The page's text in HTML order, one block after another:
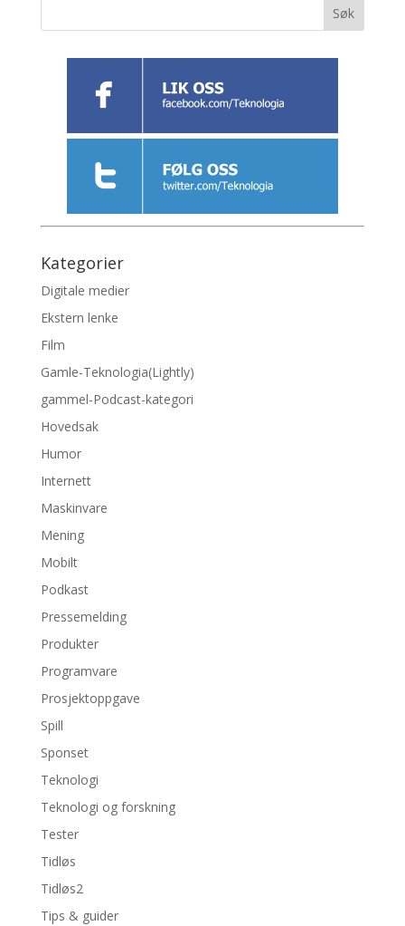
Kategorier
Digitale medier
Ekstern lenke
Film
Gamle-Teknologia(Lightly)
gammel-Podcast-kategori
Hovedsak
Humor
Internett
Maskinvare
Mening
Mobilt
Podkast
Pressemelding
Produkter
Programvare
Prosjektoppgave
Spill
Sponset
Teknologi
Teknologi og forskning
Tester
Tidløs
Tidløs2
Tips & guider